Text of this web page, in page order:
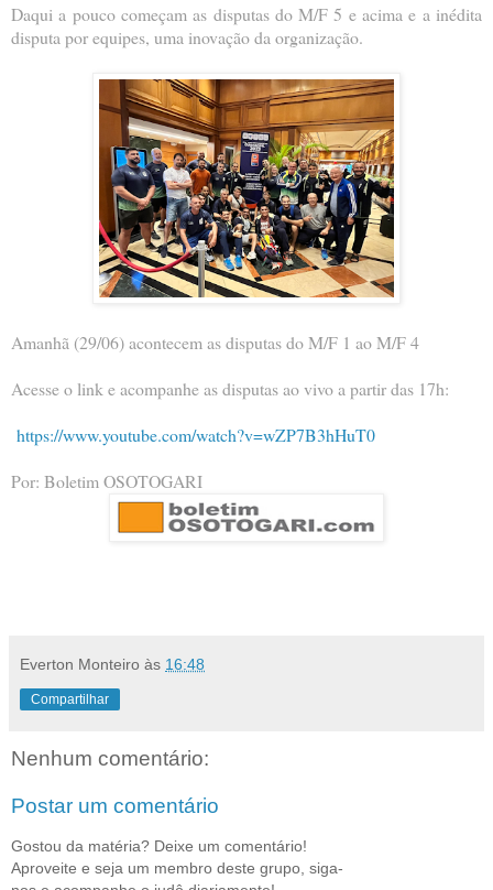
Daqui a pouco começam as disputas do M/F 5 e acima e a inédita
disputa por equipes, uma inovação da organização.
Amanhã (29/06) acontecem as disputas do M/F 1 ao M/F 4
Acesse o link e acompanhe as disputas ao vivo a partir das 17h:
https://www.youtube.com/watch?v=wZP7B3hHuT0
Por: Boletim OSOTOGARI
Everton Monteiro às 16:48
Compartilhar
Nenhum comentário:
Postar um comentário
Gostou da matéria? Deixe um comentário!
Aproveite e seja um membro deste grupo, siga-